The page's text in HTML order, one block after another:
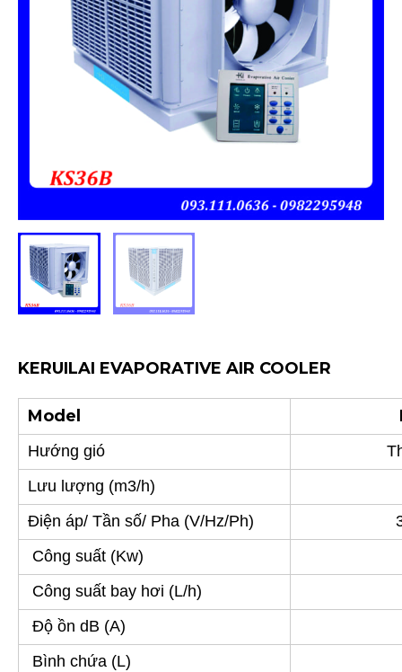
KERUILAI EVAPORATIVE AIR COOLER
Model
Hướng gió
Lưu lượng (m3/h)
Điện áp/ Tần số/ Pha (V/Hz/Ph)
Công suất (Kw)
Công suất bay hơi (L/h)
Độ ồn dB (A)
Bình chứa (L)